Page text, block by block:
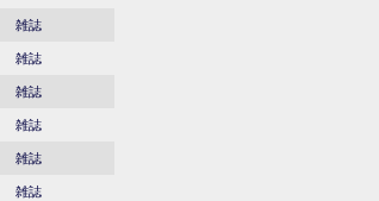
雑誌
雑誌
雑誌
雑誌
雑誌
雑誌